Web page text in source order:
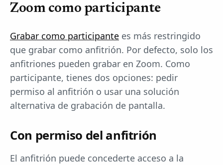
Zoom como participante
Grabar como participante es más restringido
que grabar como anfitrión. Por defecto, solo los
anfitriones pueden grabar en Zoom. Como
participante, tienes dos opciones: pedir
permiso al anfitrión o usar una solución
alternativa de grabación de pantalla.
Con permiso del anfitrión
El anfitrión puede concederte acceso a la